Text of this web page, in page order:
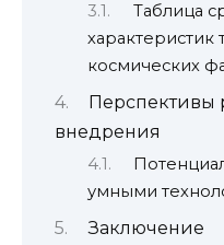
Таблица
космических
Перспективы
внедрения
умными
Заключение